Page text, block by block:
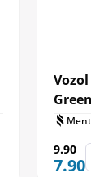
7.90
9.90